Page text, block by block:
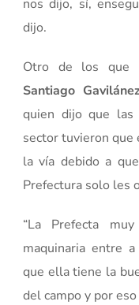
nos dijo, sí,
dijo.
Otro de los que
Santiago
quien dijo que
sector tuvieron que
la vía debido a
Prefectura solo les
“La Prefecta
maquinaria entre
que ella tiene la
del campo y por